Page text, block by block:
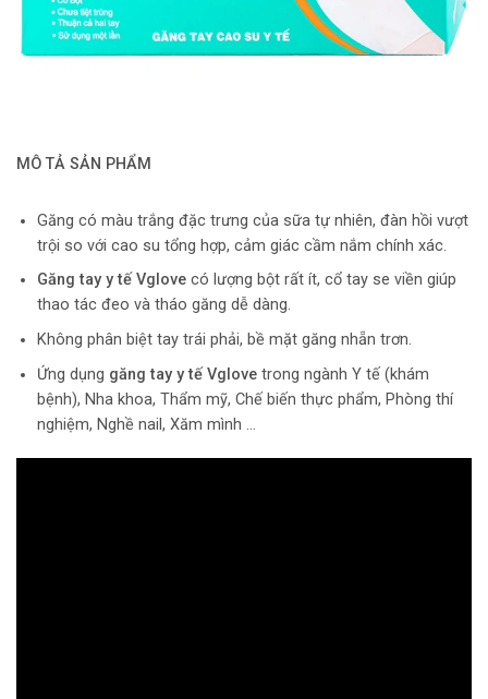
MÔ TẢ SẢN PHẨM
Găng có màu trắng đặc trưng của sữa tự nhiên, đàn hồi vượt
trội so với cao su tổng hợp, cảm giác cầm nắm chính xác.
Găng tay y tế Vglovecó lượng bột rất ít, cổ tay se viền giúp
thao tác đeo và tháo găng dễ dàng.
Không phân biệt tay trái phải, bề mặt găng nhẵn trơn.
Ứng dụng găng tay y tế Vglovetrong ngành Y tế (khám
bệnh), Nha khoa, Thẩm mỹ, Chế biến thực phẩm, Phòng thí
nghiệm, Nghề nail, Xăm mình …